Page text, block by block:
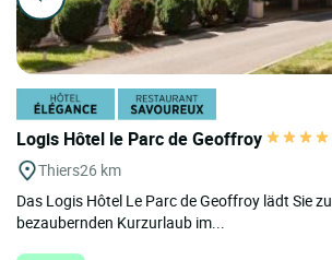
Logis Hôtel le Parc de Geoffroy
Thiers26 km
Das Logis Hôtel Le Parc de Geoffroy lädt Sie
bezaubernden Kurzurlaub im...